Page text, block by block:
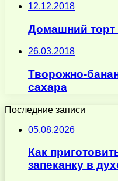
12.12.2018
Домашний торт
26.03.2018
Творожно-
сахара
Последние записи
05.08.2026
Как
запеканку в